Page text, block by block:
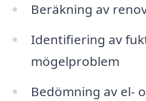
Beräkning av
Identifiering av
mögelproblem
Bedömning av el-